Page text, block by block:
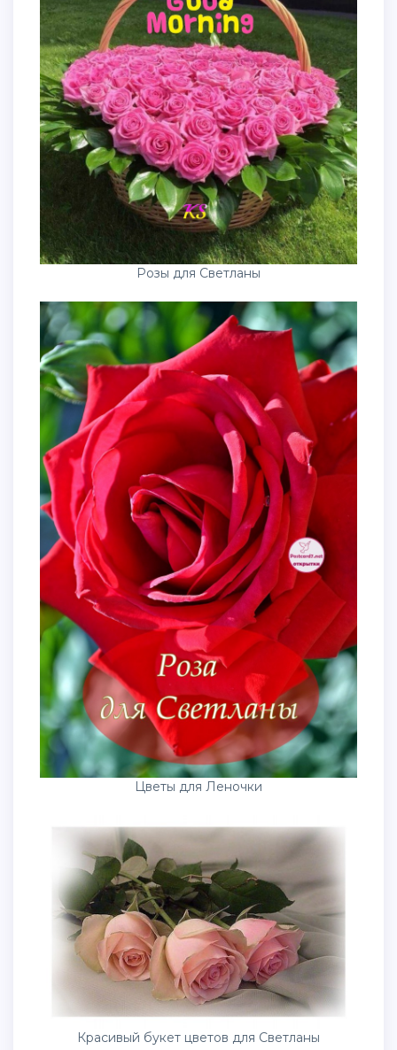
Розы для Светланы
Цветы для Леночки
Красивый букет цветов для Светланы